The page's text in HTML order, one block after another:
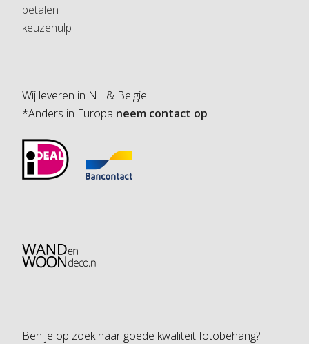
betalen
keuzehulp
Wij leveren in NL & Belgie
*Anders in Europa neem contact op
Ben je op zoek naar goede kwaliteit fotobehang?